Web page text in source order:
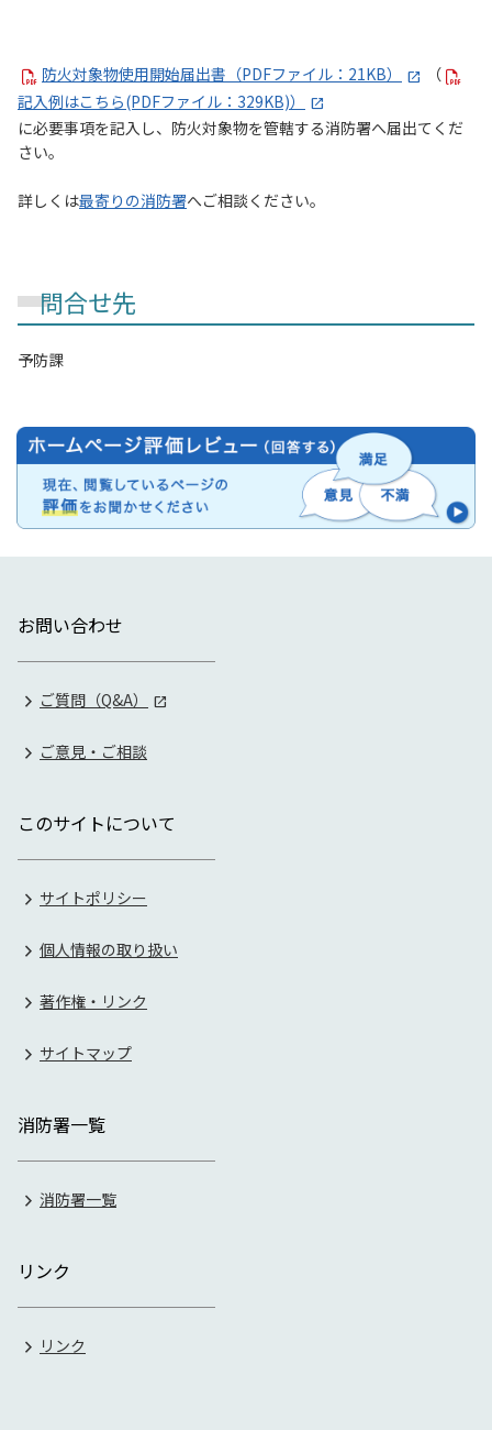
防火対象物使用開始届出書（PDFファイル：21KB）
（
記入例はこちら(PDFファイル：329KB)）
に必要事項を記入し、防火対象物を管轄する消防署へ届出てくだ
さい。
詳しくは最寄りの消防署へご相談ください。
問合せ先
予防課
お問い合わせ
ご質問（Q&A）
ご意見・ご相談
このサイトについて
サイトポリシー
個人情報の取り扱い
著作権・リンク
サイトマップ
消防署一覧
消防署一覧
リンク
リンク